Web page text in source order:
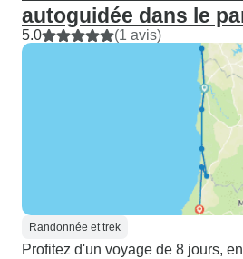
autoguidée dans le
5.0 (1 avis)
Randonnée et trek
Profitez d'un voyage de 8 jours,